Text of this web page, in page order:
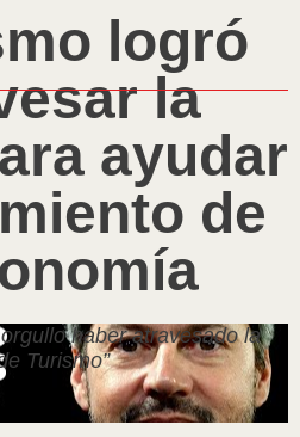
logró
la
ayudar
de
haber atravesado la
Turismo”